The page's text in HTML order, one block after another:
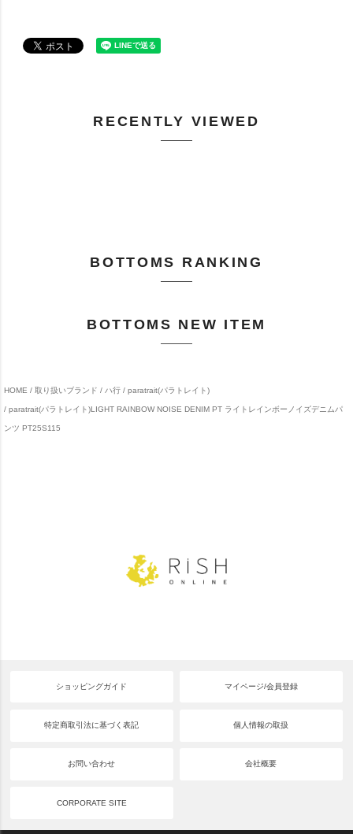
RECENTLY VIEWED
BOTTOMS RANKING
BOTTOMS NEW ITEM
HOME 取り扱いブランド ハ行 paratrait(パラトレイト)
paratrait(パラトレイト)LIGHT RAINBOW NOISE DENIM PT ライトレインボーノイズデニムパ
ンツ PT25S115
ショッピングガイド マイページ/会員登録
特定商取引法に基づく表記 個人情報の取扱
お問い合わせ 会社概要
CORPORATE SITE